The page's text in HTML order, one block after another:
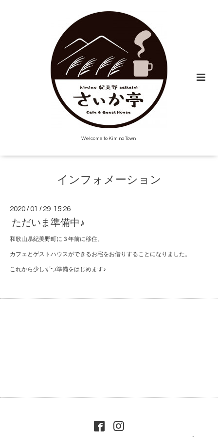
Welcome to Kimino Town.
インフォメーション
2020 /01 / 29 15:26
ただいま準備中♪
和歌山県紀美野町に３年前に移住。
カフェとゲストハウスができるお宅をお借りすることになりました。
これから少しずつ準備をはじめます♪